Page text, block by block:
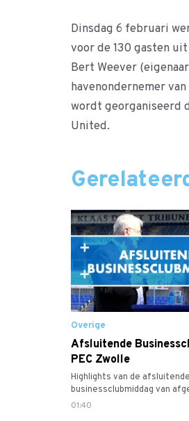
Dinsdag 6 februari
voor de 130 gasten
Bert Weever
havenondernemer
wordt georganiseerd
United.
Overige
Afsluitende
PEC Zwolle
Highlights van de afsluitende
businessclubmiddag van
donderdag
01:40